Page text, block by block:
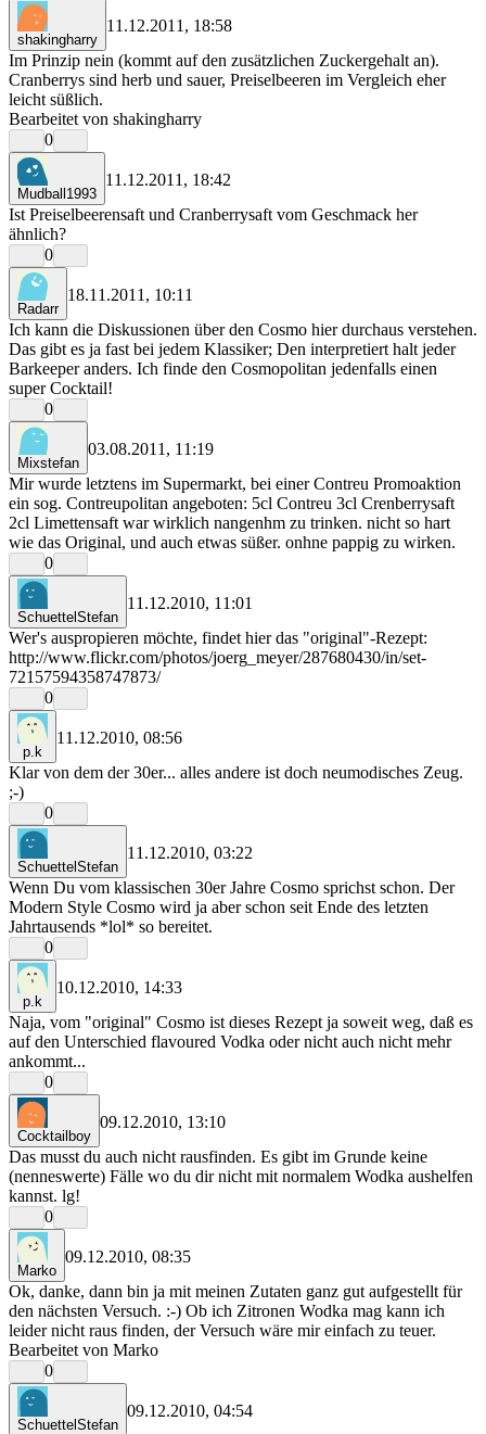
shakingharry
11.12.2011, 18:58
Im Prinzip nein (kommt auf den zusätzlichen Zuckergehalt an).
Cranberrys sind herb und sauer, Preiselbeeren im Vergleich eher
leicht süßlich.
Bearbeitet von shakingharry
0
Mudball1993
11.12.2011, 18:42
Ist Preiselbeerensaft und Cranberrysaft vom Geschmack her
ähnlich?
0
Radarr
18.11.2011, 10:11
Ich kann die Diskussionen über den Cosmo hier durchaus verstehen.
Das gibt es ja fast bei jedem Klassiker; Den interpretiert halt jeder
Barkeeper anders. Ich finde den Cosmopolitan jedenfalls einen
super Cocktail!
0
Mixstefan
03.08.2011, 11:19
Mir wurde letztens im Supermarkt, bei einer Contreu Promoaktion
ein sog. Contreupolitan angeboten: 5cl Contreu 3cl Crenberrysaft
2cl Limettensaft war wirklich nangenhm zu trinken. nicht so hart
wie das Original, und auch etwas süßer. onhne pappig zu wirken.
0
SchuettelStefan
11.12.2010, 11:01
Wer's auspropieren möchte, findet hier das "original"-Rezept:
http://www.flickr.com/photos/joerg_meyer/287680430/in/set-
72157594358747873/
0
p.k
11.12.2010, 08:56
Klar von dem der 30er... alles andere ist doch neumodisches Zeug.
;-)
0
SchuettelStefan
11.12.2010, 03:22
Wenn Du vom klassischen 30er Jahre Cosmo sprichst schon. Der
Modern Style Cosmo wird ja aber schon seit Ende des letzten
Jahrtausends *lol* so bereitet.
0
p.k
10.12.2010, 14:33
Naja, vom "original" Cosmo ist dieses Rezept ja soweit weg, daß es
auf den Unterschied flavoured Vodka oder nicht auch nicht mehr
ankommt...
0
Cocktailboy
09.12.2010, 13:10
Das musst du auch nicht rausfinden. Es gibt im Grunde keine
(nenneswerte) Fälle wo du dir nicht mit normalem Wodka aushelfen
kannst. lg!
0
Marko
09.12.2010, 08:35
Ok, danke, dann bin ja mit meinen Zutaten ganz gut aufgestellt für
den nächsten Versuch. :-) Ob ich Zitronen Wodka mag kann ich
leider nicht raus finden, der Versuch wäre mir einfach zu teuer.
Bearbeitet von Marko
0
SchuettelStefan
09.12.2010, 04:54